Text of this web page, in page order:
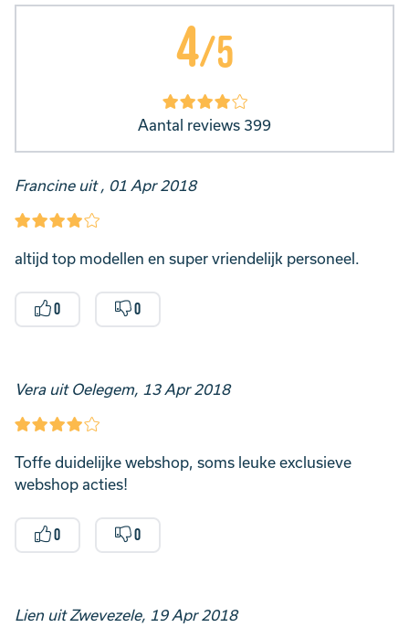
4/5
Aantal reviews 399
Francine uit , 01 Apr 2018
altijd top modellen en super vriendelijk personeel.
0 0
Vera uit Oelegem, 13 Apr 2018
Toffe duidelijke webshop, soms leuke exclusieve
webshop acties!
0 0
Lien uit Zwevezele, 19 Apr 2018